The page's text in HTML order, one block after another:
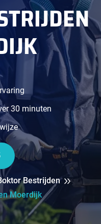
30 minuten
Bestrijden
Moerdijk